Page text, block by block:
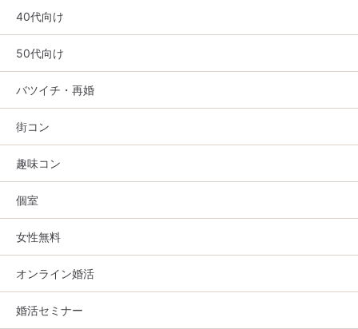
40代向け
50代向け
バツイチ・再婚
街コン
趣味コン
個室
女性無料
オンライン婚活
婚活セミナー